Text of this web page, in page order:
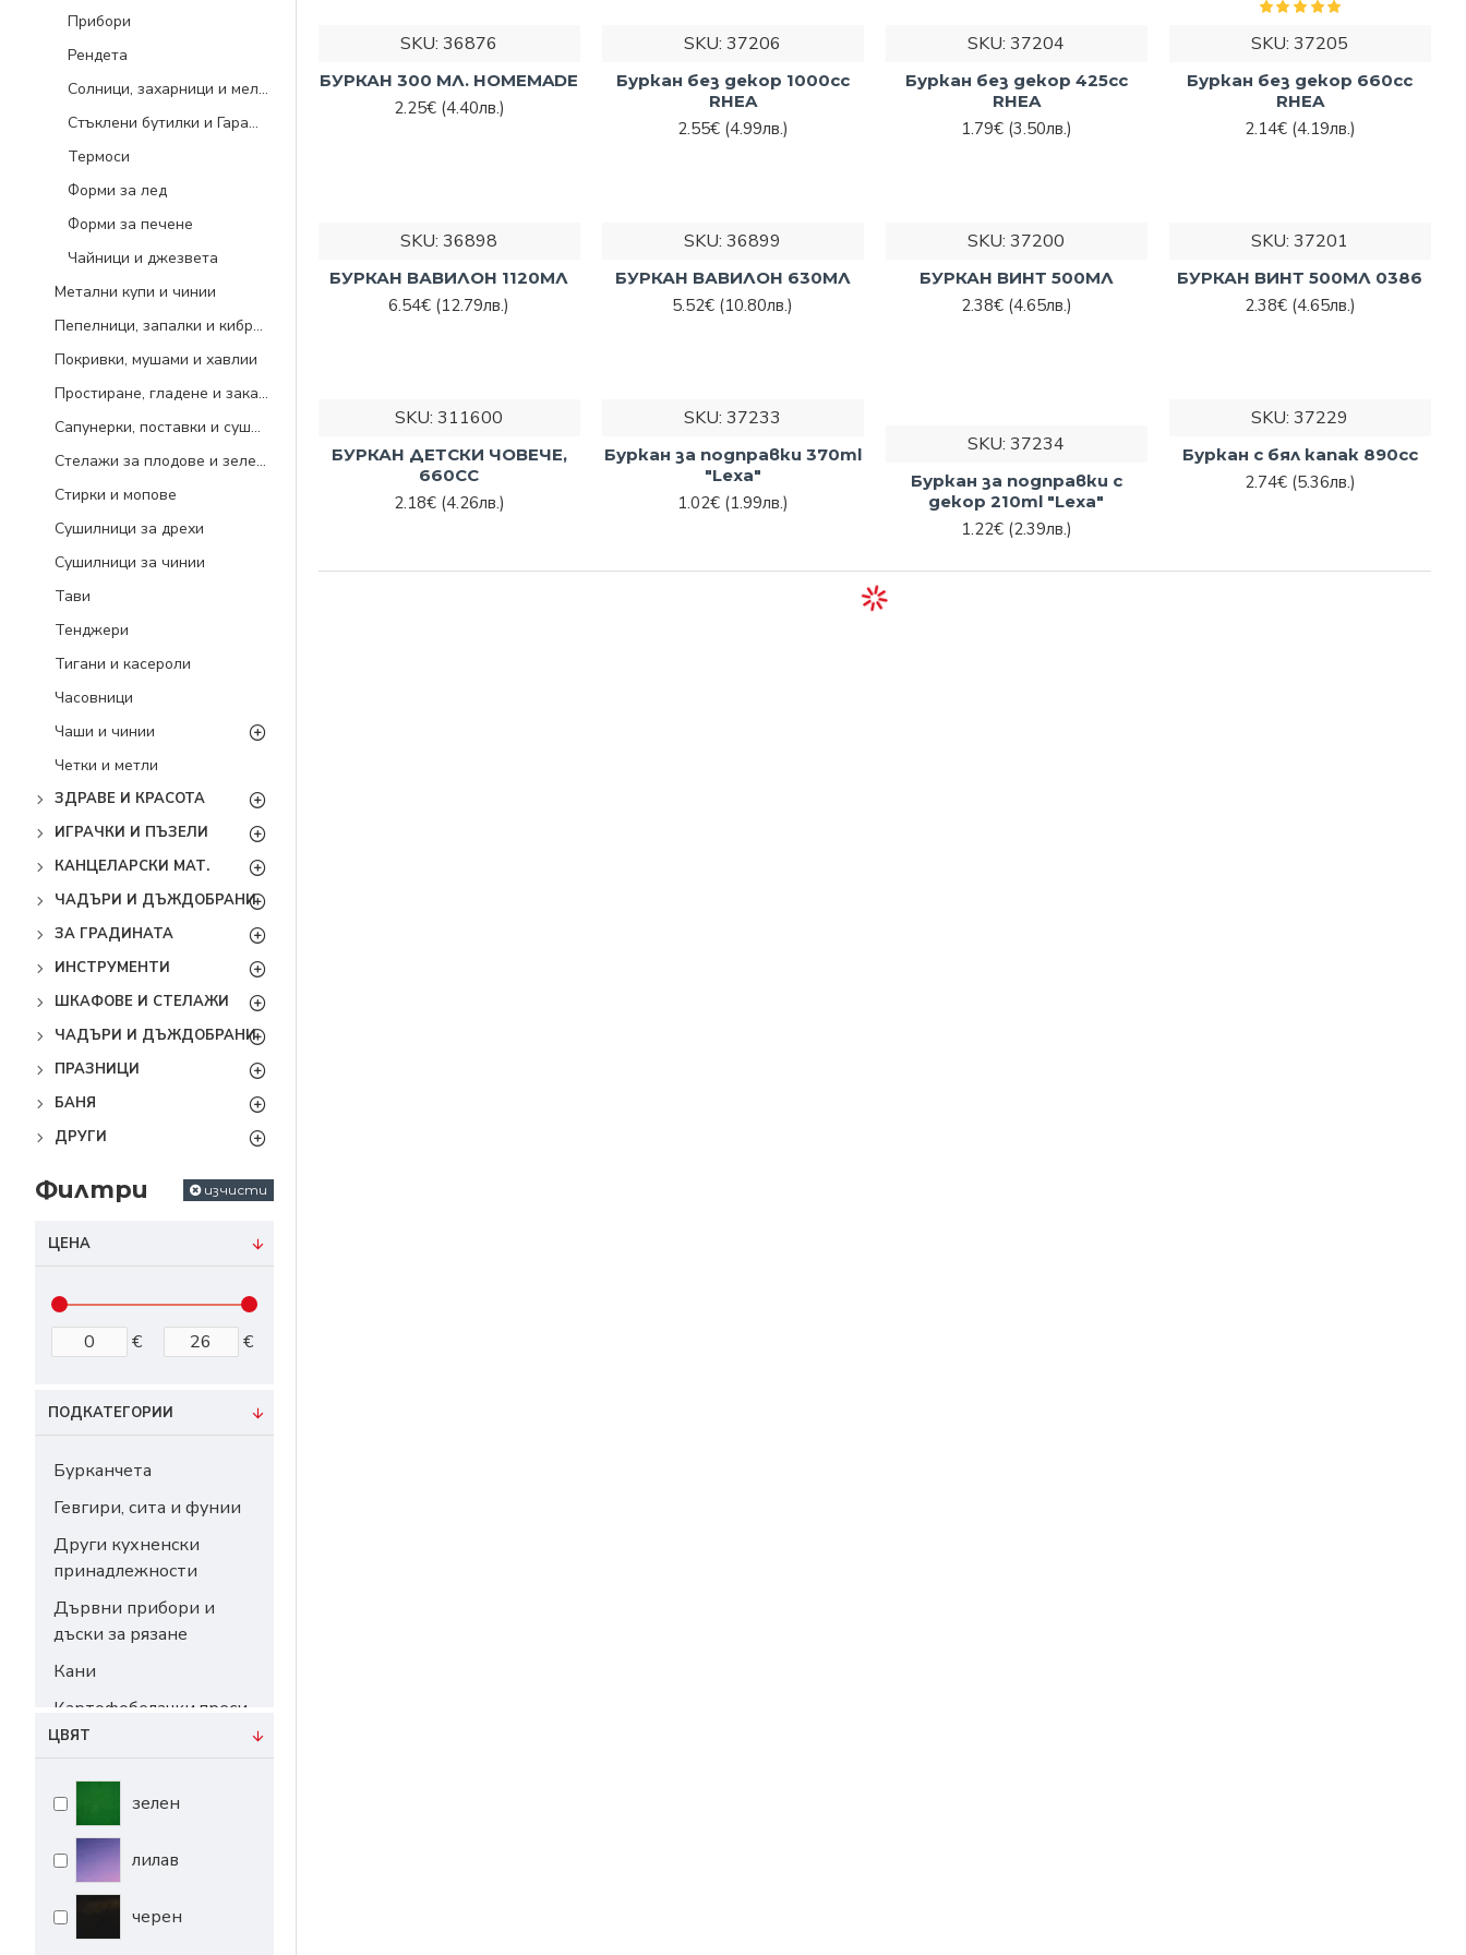
Прибори
Рендета
Солници, захарници и мелнички
Стъклени бутилки и Гарафи
Термоси
Форми за лед
Форми за печене
Чайници и джезвета
Метални купи и чинии
Пепелници, запалки и кибрити
Покривки, мушами и хавлии
Простиране, гладене и закачалки
Сапунерки, поставки и сушилници
Стелажи за плодове и зеленчуци
Стирки и мопове
Сушилници за дрехи
Сушилници за чинии
Тави
Тенджери
Тигани и касероли
Часовници
Чаши и чинии
Четки и метли
ЗДРАВЕ И КРАСОТА
ИГРАЧКИ И ПЪЗЕЛИ
КАНЦЕЛАРСКИ МАТ.
ЧАДЪРИ И ДЪЖДОБРАНИ
ЗА ГРАДИНАТА
ИНСТРУМЕНТИ
ШКАФОВЕ И СТЕЛАЖИ
ЧАДЪРИ И ДЪЖДОБРАНИ
ПРАЗНИЦИ
БАНЯ
ДРУГИ
Филтри изчисти
ЦЕНА
€ €
ПОДКАТЕГОРИИ
Бурканчета
Гевгири, сита и фунии
Други кухненски
принадлежности
Дървни прибори и
дъски за рязане
Кани
Картофобелачки.преси,
мелнички и др.
Оливерници
Отварачки и
тирбушони
Подноси,плата и
панери
ЦВЯТ
зелен
лилав
черен
от кухненски принадлежности Затова при нас ще откриете още кани,
оливерници, отварачки, подноси, стъклени бутилки, форми за лед, за печене,
телефон: 0894 475 888.
SKU: 36876
БУРКАН 300 МЛ. HOMEMADE
2.25€ (4.40лв.)
SKU: 37206
Буркан без декор 1000cc
RHEA
2.55€ (4.99лв.)
SKU: 37204
Буркан без декор 425cc
RHEA
1.79€ (3.50лв.)
SKU: 37205
Буркан без декор 660cc
RHEA
2.14€ (4.19лв.)
SKU: 36898
БУРКАН ВАВИЛОН 1120МЛ
6.54€ (12.79лв.)
SKU: 36899
БУРКАН ВАВИЛОН 630МЛ
5.52€ (10.80лв.)
SKU: 37200
БУРКАН ВИНТ 500МЛ
2.38€ (4.65лв.)
SKU: 37201
БУРКАН ВИНТ 500МЛ 0386
2.38€ (4.65лв.)
SKU: 311600
БУРКАН ДЕТСКИ ЧОВЕЧЕ,
660CC
2.18€ (4.26лв.)
SKU: 37233
Буркан за подправки 370ml
"Lexa"
1.02€ (1.99лв.)
SKU: 37234
Буркан за подправки с
декор 210ml "Lexa"
1.22€ (2.39лв.)
SKU: 37229
Буркан с бял капак 890cc
2.74€ (5.36лв.)